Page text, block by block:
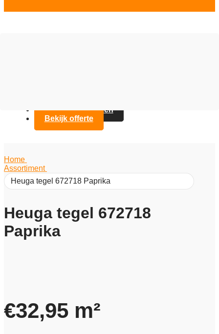
Contact opnemen
Bekijk offerte
Home
Assortiment
Heuga tegel 672718 Paprika
Heuga tegel 672718
Paprika
€32,95 m²